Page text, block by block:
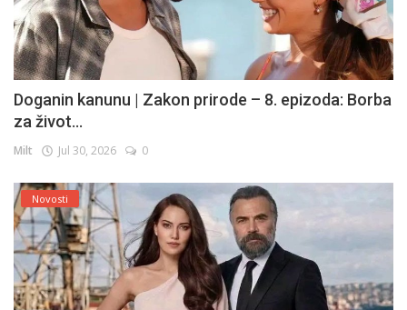
Doganin kanunu | Zakon prirode – 8. epizoda: Borba
za život...
Milt Jul 30, 2026 0
Novosti